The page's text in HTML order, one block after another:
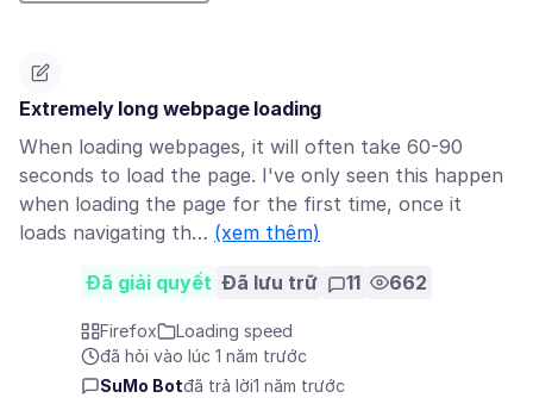
Extremely long webpage loading
When loading webpages, it will often take 60-90
seconds to load the page. I've only seen this happen
when loading the page for the first time, once it
loads navigating th… (xem thêm)
Đã giải quyết Đã lưu trữ 11 662
Firefox
Loading speed
đã hỏi vào lúc 1 năm trước
SuMo Botđã trả lời1 năm trước